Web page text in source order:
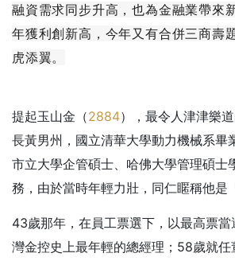
融資需求同步升高，也為金融業帶來
年獲利創新高，今年又有合併三商壽
虎添翼。
提起玉山金（2884），最令人津津樂
長黃男州，國立清華大學動力機械系畢
市立大學企管碩士、哈佛大學管理碩士
務，由於當時年輕力壯，同仁䁥稱他是
43歲那年，在員工票選下，以最高票當
灣金控史上最年輕的總經理；58歲就任